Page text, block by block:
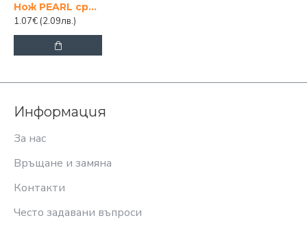
Нож PEARL среден
1.07€ (2.09лв.)
Информация
За нас
Връщане и замяна
Контакти
Често задавани въпроси